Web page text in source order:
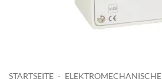
STARTSEITE - ELEKTROMECHANISCHE